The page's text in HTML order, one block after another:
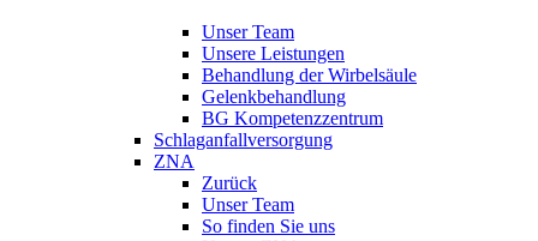
Unser Team
Unsere Leistungen
Behandlung der Wirbelsäule
Gelenkbehandlung
BG Kompetenzzentrum
Schlaganfallversorgung
ZNA
Zurück
Unser Team
So finden Sie uns